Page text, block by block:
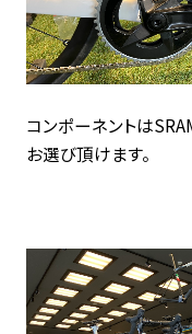
コンポーネントは
お選び頂けます。